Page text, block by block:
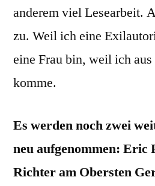
anderem viel Lesearbeit.
zu. Weil ich eine
eine Frau bin, weil ich
komme.
Es werden noch zwei
neu aufgenommen: Eric
Richter am Obersten